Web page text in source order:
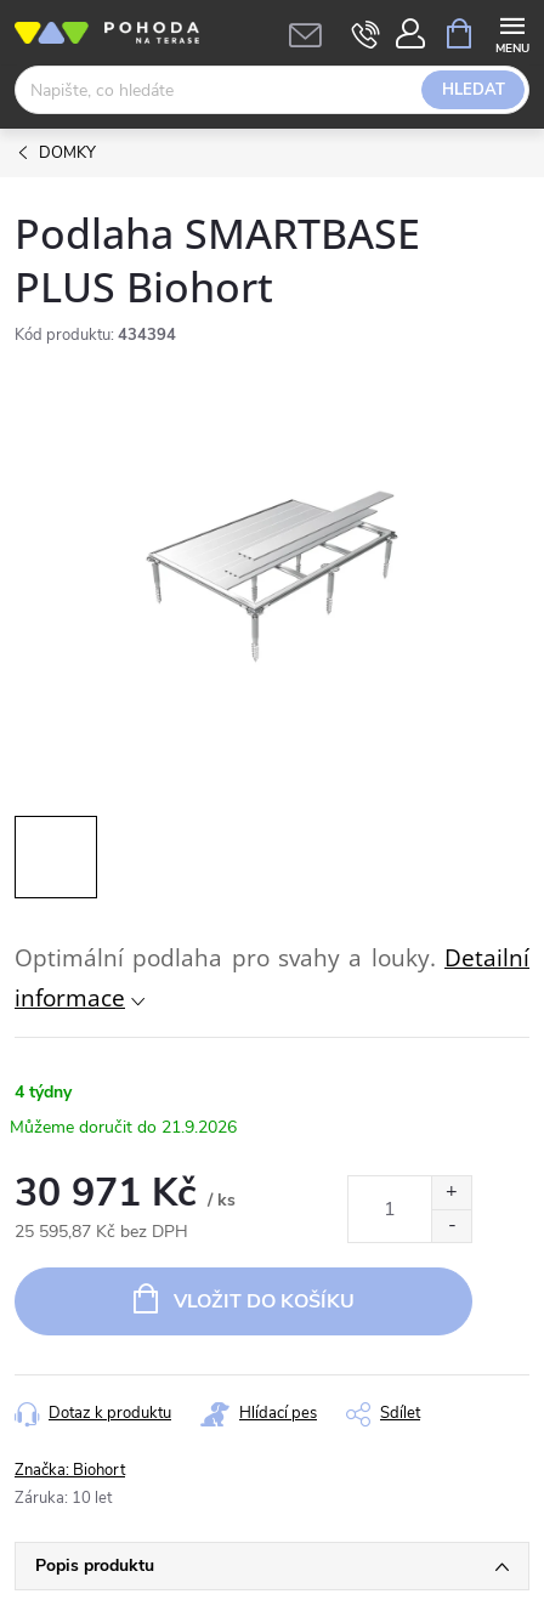
obsah
HLEDAT
NÁKUPNÍ
KOŠÍK
DOMKY
Podlaha SMARTBASE
PLUS Biohort
Kód produktu: 434394
Optimální podlaha pro svahy a louky. Detailní
informace
4 týdny
21.9.2026
30 971 Kč / ks
25 595,87 Kč bez DPH
cena:
VLOŽIT DO KOŠÍKU
Dotaz k produktu Hlídací pes Sdílet
Značka: Biohort
Záruka: 10 let
Popis produktu